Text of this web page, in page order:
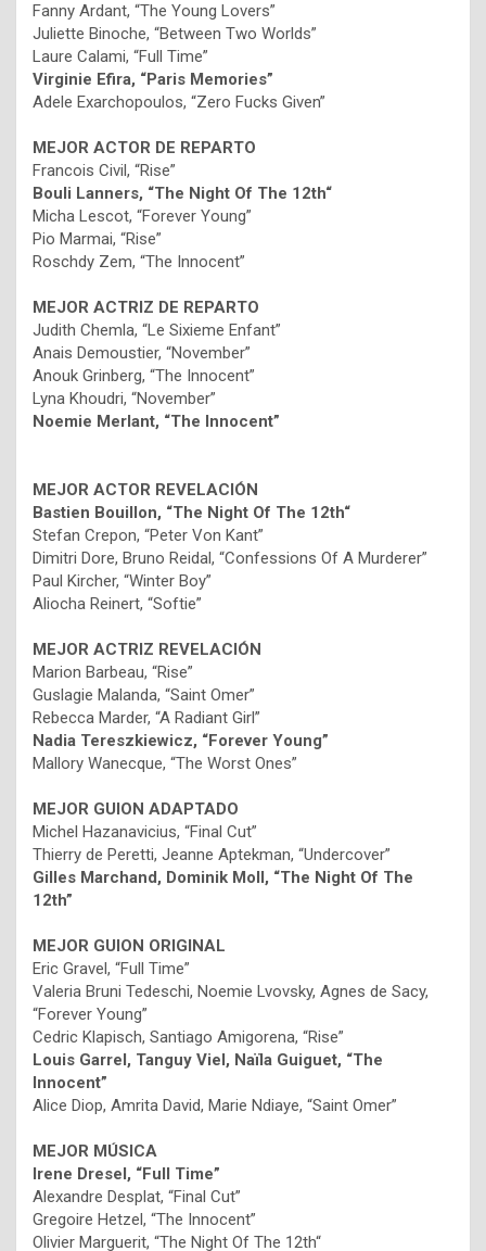
Fanny Ardant, “The Young Lovers”
Juliette Binoche, “Between Two Worlds”
Laure Calami, “Full Time”
Virginie Efira, “Paris Memories”
Adele Exarchopoulos, “Zero Fucks Given”
MEJOR ACTOR DE REPARTO
Francois Civil, “Rise”
Bouli Lanners, “The Night Of The 12th“
Micha Lescot, “Forever Young”
Pio Marmai, “Rise”
Roschdy Zem, “The Innocent”
MEJOR ACTRIZ DE REPARTO
Judith Chemla, “Le Sixieme Enfant”
Anais Demoustier, “November”
Anouk Grinberg, “The Innocent”
Lyna Khoudri, “November”
Noemie Merlant, “The Innocent”
MEJOR ACTOR REVELACIÓN
Bastien Bouillon, “The Night Of The 12th“
Stefan Crepon, “Peter Von Kant”
Dimitri Dore, Bruno Reidal, “Confessions Of A Murderer”
Paul Kircher, “Winter Boy”
Aliocha Reinert, “Softie”
MEJOR ACTRIZ REVELACIÓN
Marion Barbeau, “Rise”
Guslagie Malanda, “Saint Omer”
Rebecca Marder, “A Radiant Girl”
Nadia Tereszkiewicz, “Forever Young”
Mallory Wanecque, “The Worst Ones”
MEJOR GUION ADAPTADO
Michel Hazanavicius, “Final Cut”
Thierry de Peretti, Jeanne Aptekman, “Undercover”
Gilles Marchand, Dominik Moll, “The Night Of The
12th”
MEJOR GUION ORIGINAL
Eric Gravel, “Full Time”
Valeria Bruni Tedeschi, Noemie Lvovsky, Agnes de Sacy,
“Forever Young”
Cedric Klapisch, Santiago Amigorena, “Rise”
Louis Garrel, Tanguy Viel, Naïla Guiguet, “The
Innocent”
Alice Diop, Amrita David, Marie Ndiaye, “Saint Omer”
MEJOR MÚSICA
Irene Dresel, “Full Time”
Alexandre Desplat, “Final Cut”
Gregoire Hetzel, “The Innocent”
Olivier Marguerit, “The Night Of The 12th“